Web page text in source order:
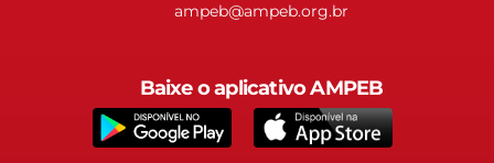
ampeb@ampeb.org.br
Baixe o aplicativo AMPEB